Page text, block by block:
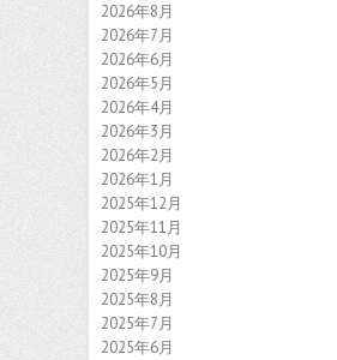
2026年8月
2026年7月
2026年6月
2026年5月
2026年4月
2026年3月
2026年2月
2026年1月
2025年12月
2025年11月
2025年10月
2025年9月
2025年8月
2025年7月
2025年6月